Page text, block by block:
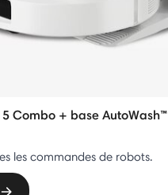
Combo + base AutoWash™
les commandes de robots.